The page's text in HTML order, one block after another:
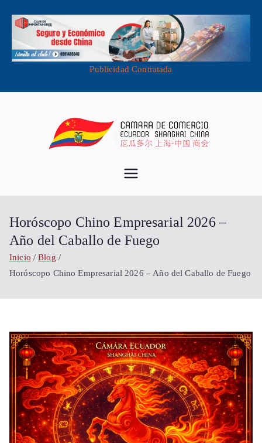
Publicidad Contratada
Comercio
Ecuador
Shanghái
China
Importa desde China - Compra en
Horóscopo Chino Empresarial 2026 –
Año del Caballo de Fuego
Inicio
Blog
Horóscopo Chino Empresarial 2026 – Año del Caballo de Fuego